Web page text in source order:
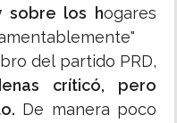
sobre los hogares
del partido PRD,
críticó, pero
De manera poco